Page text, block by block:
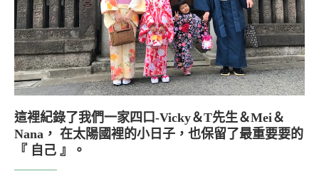
這裡紀錄了我們一家四口-Vicky＆T先生＆Mei＆
Nana， 在太陽國裡的小日子，也保留了最重要要的
『 自己 』。